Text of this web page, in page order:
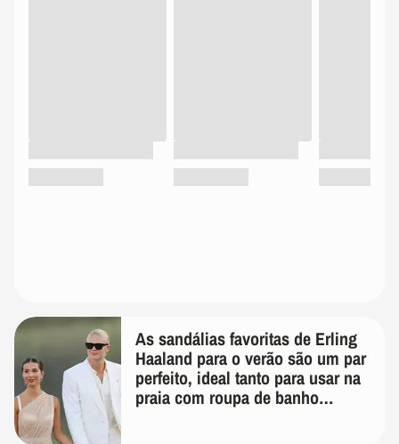
As sandálias favoritas de Erling
Haaland para o verão são um par
perfeito, ideal tanto para usar na
praia com roupa de banho